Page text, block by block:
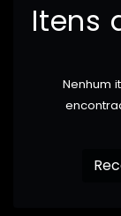
Itens
Nenhum